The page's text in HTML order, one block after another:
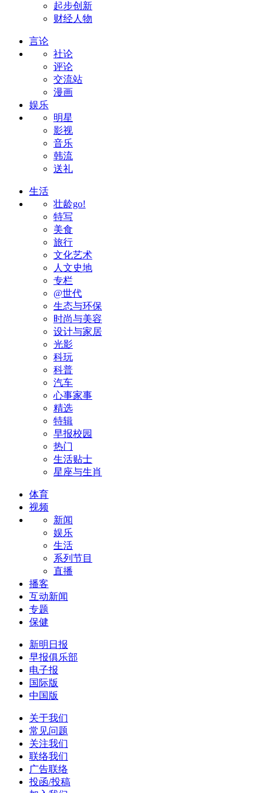
起步创新
财经人物
言论
社论
评论
交流站
漫画
娱乐
明星
影视
音乐
韩流
送礼
生活
壮龄go!
特写
美食
旅行
文化艺术
人文史地
专栏
@世代
生态与环保
时尚与美容
设计与家居
光影
科玩
科普
汽车
心事家事
精选
特辑
早报校园
热门
生活贴士
星座与生肖
体育
视频
新闻
娱乐
生活
系列节目
直播
播客
互动新闻
专题
保健
新明日报
早报俱乐部
电子报
国际版
中国版
关于我们
常见问题
关注我们
联络我们
广告联络
投函/投稿